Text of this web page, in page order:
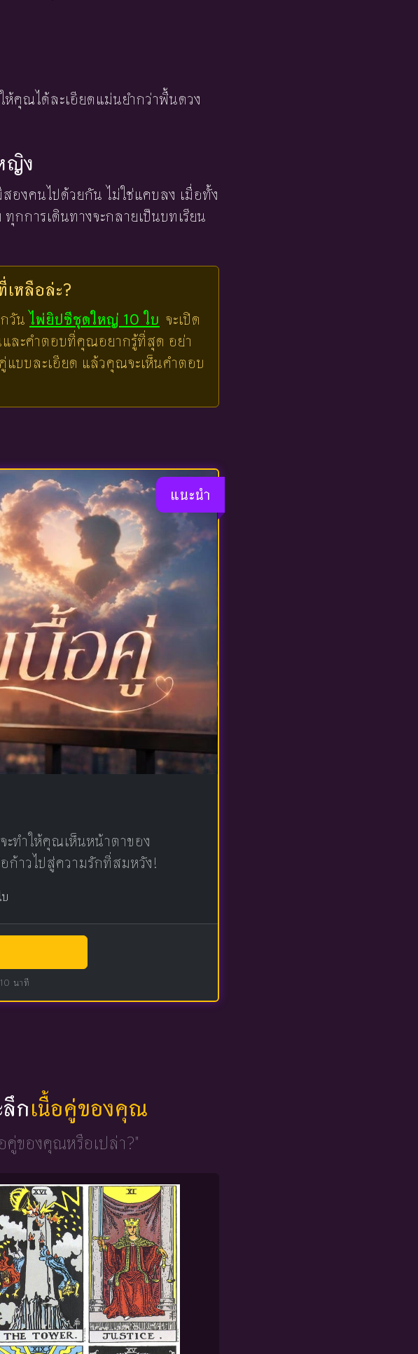
ห้คุณได้ละเอียดแม่นยำกว่าพื้นดวง
ญิง
องคนไปด้วยกัน ไม่ใช่แคบลง เมื่อทั้ง
กการเดินทางจะกลายเป็นบทเรียน
หลือล่ะ?
วัน ไพ่ยิปซีชุดใหญ่ 10 ใบ จะเปิด
และคำตอบที่คุณอยากรู้ที่สุด อย่า
แบบละเอียด แล้วคุณจะเห็นคำตอบ
แนะนำ
ทำให้คุณเห็นหน้าตาของ
ก้าวไปสู่ความรักที่สมหวัง!
นาที
กเนื้อคู่ของคุณ
คู่ของคุณหรือเปล่า?"